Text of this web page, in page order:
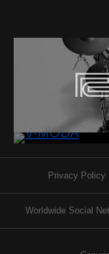
Privacy Policy
Worldwide Social